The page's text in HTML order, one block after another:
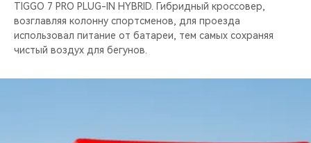
TIGGO 7 PRO PLUG-IN HYBRID. Гибридный кроссовер,
возглавляя колонну спортсменов, для проезда
использовал питание от батареи, тем самых сохраняя
чистый воздух для бегунов.